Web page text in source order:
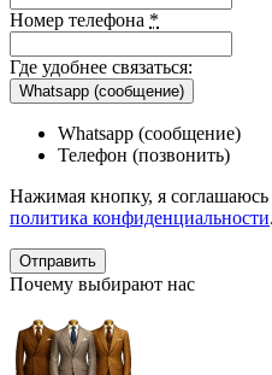
Номер телефона *
Где удобнее связаться:
Whatsapp (сообщение)
Whatsapp (сообщение)
Телефон (позвонить)
Нажимая кнопку, я
политика конфиденциальности.
Почему выбирают нас